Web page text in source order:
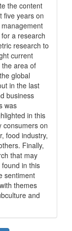
the content
five years on
a research
research to
current
area of
global
in the last
business
was
in this
consumers on
food industry,
Finally,
that may
in this
sentiment
themes
and